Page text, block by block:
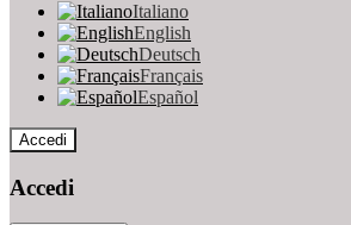
Italiano
English
Deutsch
Français
Español
Accedi
Accedi